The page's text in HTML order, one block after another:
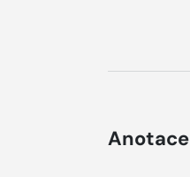
Anotace